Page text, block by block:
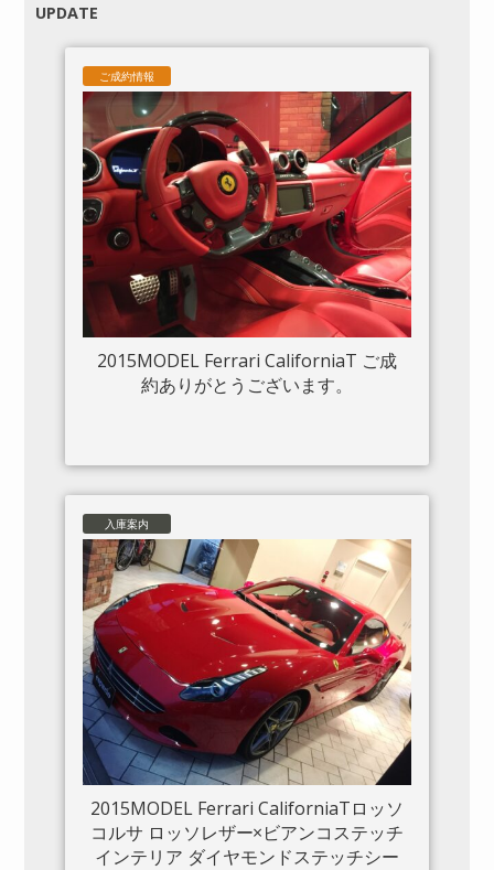
UPDATE
ご成約情報
2015MODEL Ferrari CaliforniaT ご成
約ありがとうございます。
入庫案内
2015MODEL Ferrari CaliforniaTロッソ
コルサ ロッソレザー×ビアンコステッチ
インテリア ダイヤモンドステッチシー